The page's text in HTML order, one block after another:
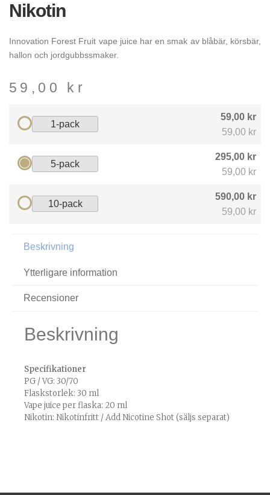
Nikotin
Innovation Forest Fruit vape juice har en smak av blåbär, körsbär,
hallon och jordgubbssmaker.
59,00 kr
1-pack
59,00 kr
59,00 kr
5-pack
295,00 kr
59,00 kr
10-pack
590,00 kr
59,00 kr
Beskrivning
Ytterligare information
Recensioner
Beskrivning
Specifikationer
PG / VG: 30/70
Flaskstorlek: 30 ml
Vape juice per flaska: 20 ml
Nikotin: Nikotinfritt / Add Nicotine Shot (säljs separat)